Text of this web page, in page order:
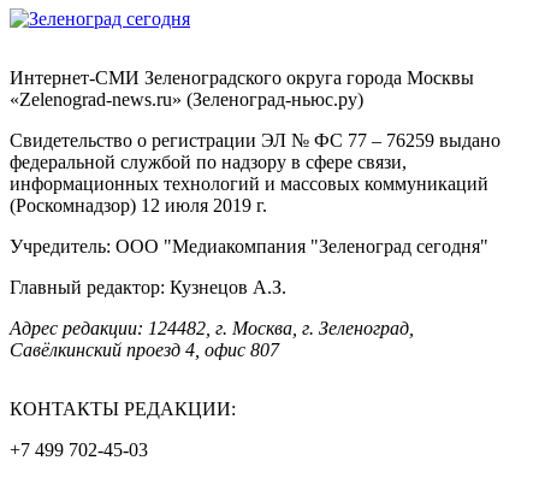
Интернет-СМИ Зеленоградского округа города Москвы
«Zelenograd-news.ru» (Зеленоград-ньюс.ру)
Свидетельство о регистрации ЭЛ № ФС 77 – 76259 выдано
федеральной службой по надзору в сфере связи,
информационных технологий и массовых коммуникаций
(Роскомнадзор) 12 июля 2019 г.
Учредитель: ООО "Медиакомпания "Зеленоград сегодня"
Главный редактор: Кузнецов А.З.
Адрес редакции: 124482, г. Москва, г. Зеленоград,
Савёлкинский проезд 4, офис 807
КОНТАКТЫ РЕДАКЦИИ:
+7 499 702-45-03